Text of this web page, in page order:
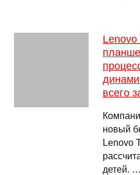
всего
новый
Lenovo
детей. …